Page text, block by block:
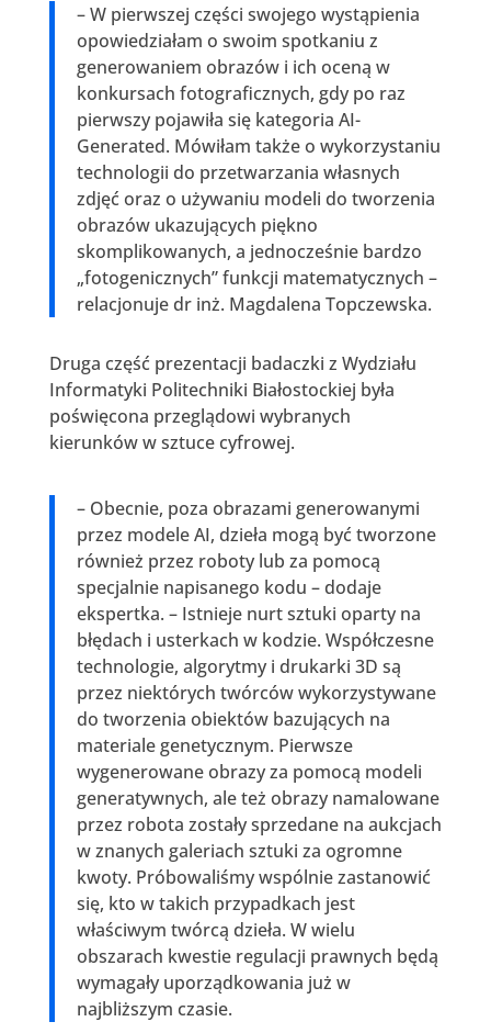
– W pierwszej części swojego wystąpienia
opowiedziałam o swoim spotkaniu z
generowaniem obrazów i ich oceną w
konkursach fotograficznych, gdy po raz
pierwszy pojawiła się kategoria AI-
Generated. Mówiłam także o wykorzystaniu
technologii do przetwarzania własnych
zdjęć oraz o używaniu modeli do tworzenia
obrazów ukazujących piękno
skomplikowanych, a jednocześnie bardzo
„fotogenicznych” funkcji matematycznych –
relacjonuje dr inż. Magdalena Topczewska.
Druga część prezentacji badaczki z Wydziału
Informatyki Politechniki Białostockiej była
poświęcona przeglądowi wybranych
kierunków w sztuce cyfrowej.
– Obecnie, poza obrazami generowanymi
przez modele AI, dzieła mogą być tworzone
również przez roboty lub za pomocą
specjalnie napisanego kodu – dodaje
ekspertka. – Istnieje nurt sztuki oparty na
błędach i usterkach w kodzie. Współczesne
technologie, algorytmy i drukarki 3D są
przez niektórych twórców wykorzystywane
do tworzenia obiektów bazujących na
materiale genetycznym. Pierwsze
wygenerowane obrazy za pomocą modeli
generatywnych, ale też obrazy namalowane
przez robota zostały sprzedane na aukcjach
w znanych galeriach sztuki za ogromne
kwoty. Próbowaliśmy wspólnie zastanowić
się, kto w takich przypadkach jest
właściwym twórcą dzieła. W wielu
obszarach kwestie regulacji prawnych będą
wymagały uporządkowania już w
najbliższym czasie.